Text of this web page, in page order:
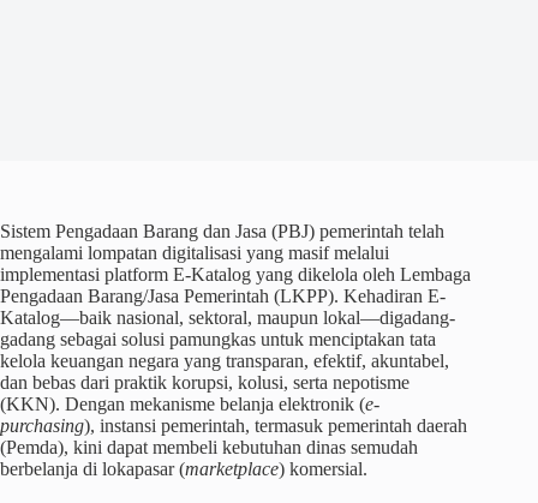
Sistem Pengadaan Barang dan Jasa (PBJ) pemerintah telah
mengalami lompatan digitalisasi yang masif melalui
implementasi platform E-Katalog yang dikelola oleh Lembaga
Pengadaan Barang/Jasa Pemerintah (LKPP). Kehadiran E-
Katalog—baik nasional, sektoral, maupun lokal—digadang-
gadang sebagai solusi pamungkas untuk menciptakan tata
kelola keuangan negara yang transparan, efektif, akuntabel,
dan bebas dari praktik korupsi, kolusi, serta nepotisme
(KKN). Dengan mekanisme belanja elektronik (e-
purchasing), instansi pemerintah, termasuk pemerintah daerah
(Pemda), kini dapat membeli kebutuhan dinas semudah
berbelanja di lokapasar (marketplace) komersial.